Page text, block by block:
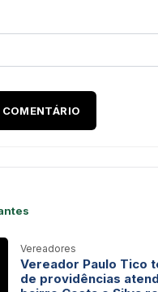
Vereadores
Vereador Paulo Tico
de providências